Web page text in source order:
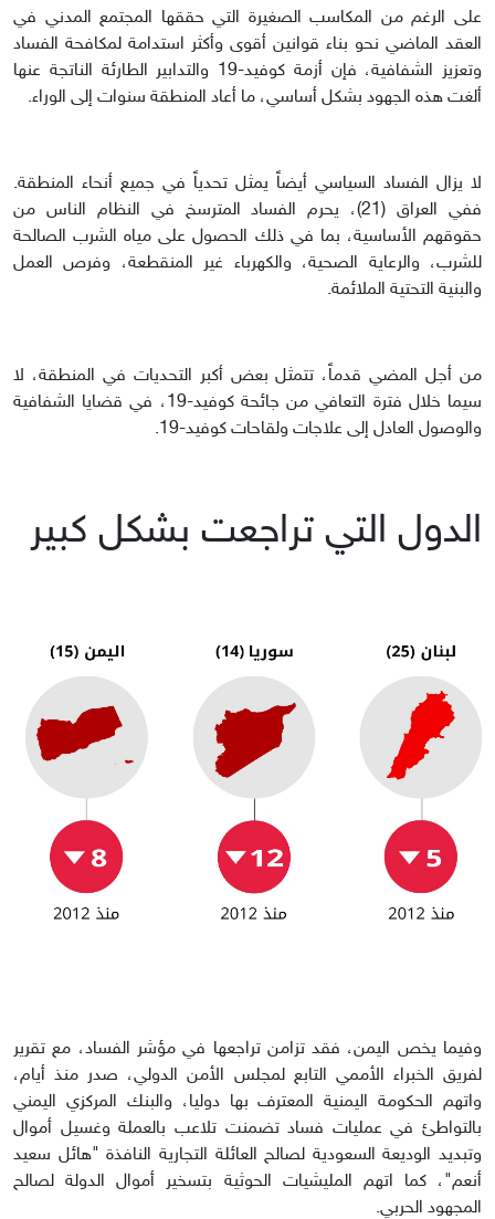
على الرغم من المكاسب الصغيرة التي حققها المجتمع المدني في
العقد الماضي نحو بناء قوانين أقوى وأكثر استدامة لمكافحة الفساد
وتعزيز الشفافية، فإن أزمة كوفيد-19 والتدابير الطارئة الناتجة عنها
ألغت هذه الجهود بشكل أساسي، ما أعاد المنطقة سنوات إلى الوراء.
لا يزال الفساد السياسي أيضاً يمثل تحدياً في جميع أنحاء المنطقة.
ففي العراق (21)، يحرم الفساد المترسخ في النظام الناس من
حقوقهم الأساسية، بما في ذلك الحصول على مياه الشرب الصالحة
للشرب، والرعاية الصحية، والكهرباء غير المنقطعة، وفرص العمل
والبنية التحتية الملائمة.
من أجل المضي قدماً، تتمثل بعض أكبر التحديات في المنطقة، لا
سيما خلال فترة التعافي من جائحة كوفيد-19، في قضايا الشفافية
والوصول العادل إلى علاجات ولقاحات كوفيد-19.
الدول التي تراجعت بشكل كبير
وفيما يخص اليمن، فقد تزامن تراجعها في مؤشر الفساد، مع تقرير
لفريق الخبراء الأممي التابع لمجلس الأمن الدولي، صدر منذ أيام،
واتهم الحكومة اليمنية المعترف بها دوليا، والبنك المركزي اليمني
بالتواطئ في عمليات فساد تضمنت تلاعب بالعملة وغسيل أموال
وتبديد الوديعة السعودية لصالح العائلة التجارية النافذة "هائل سعيد
أنعم"، كما اتهم المليشيات الحوثية بتسخير أموال الدولة لصالح
المجهود الحربي.